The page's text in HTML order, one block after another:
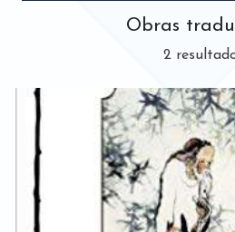
Obras
2